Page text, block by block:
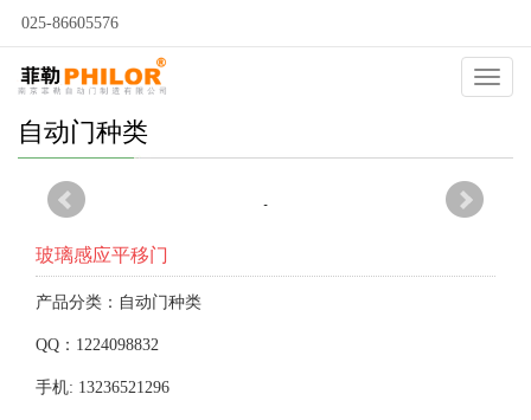
025-86605576
自动门种类
玻璃感应平移门
产品分类：自动门种类
QQ：1224098832
手机: 13236521296